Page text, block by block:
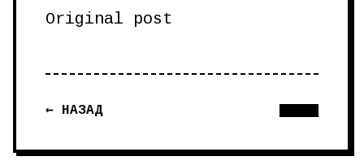
Original post
← НАЗАД